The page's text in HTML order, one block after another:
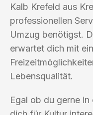
Kalb Krefeld aus
professionellen
Umzug benötigst.
erwartet dich mit
Lebensqualität.
Egal ob du gerne